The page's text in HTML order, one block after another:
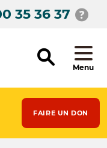
35 36 37
Menu
FAIRE UN DON